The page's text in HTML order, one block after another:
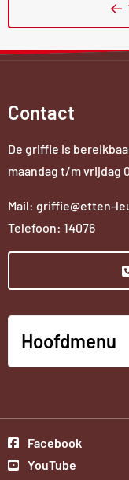
Contact
De griffie is
maandag t/m vrijdag
Mail: griffie@etten-
Telefoon: 14076
Hoofdmenu
FacebookGa
YouTube